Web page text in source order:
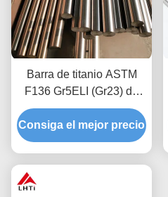
Barra de titanio ASTM
F136 Gr5ELI (Gr23) de
titanio médico de 3 mm a
10 mm de diámetro
Consiga el mejor precio